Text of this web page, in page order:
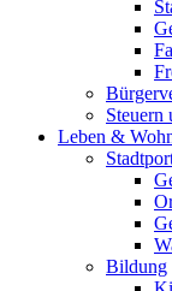
Steuern
Leben &
Bildung